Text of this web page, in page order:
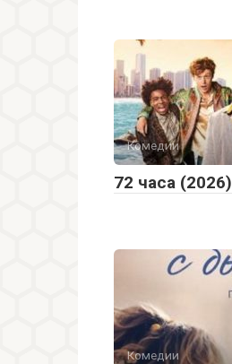
Комедии
72 часа (2026)
Комедии